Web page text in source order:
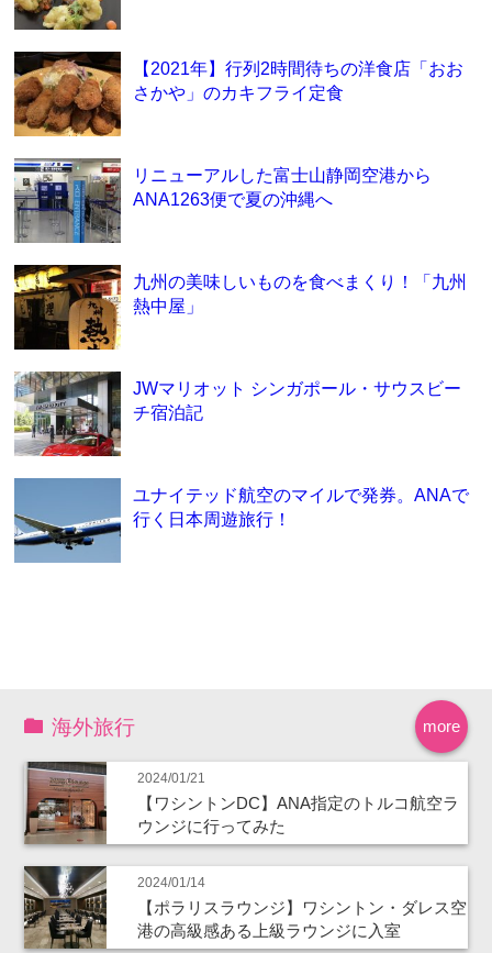
【2021年】行列2時間待ちの洋食店「おお
さかや」のカキフライ定食
リニューアルした富士山静岡空港から
ANA1263便で夏の沖縄へ
九州の美味しいものを食べまくり！「九州
熱中屋」
JWマリオット シンガポール・サウスビー
チ宿泊記
ユナイテッド航空のマイルで発券。ANAで
行く日本周遊旅行！
more
海外旅行
2024/01/21
【ワシントンDC】ANA指定のトルコ航空ラ
ウンジに行ってみた
2024/01/14
【ポラリスラウンジ】ワシントン・ダレス空
港の高級感ある上級ラウンジに入室